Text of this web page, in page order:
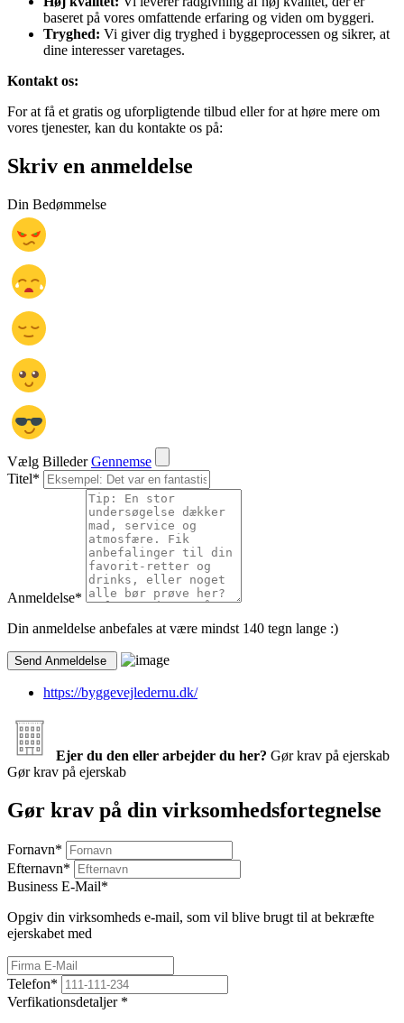
baseret på vores omfattende erfaring og viden om byggeri.
Tryghed: Vi giver dig tryghed i byggeprocessen og sikrer, at
dine interesser varetages.
Kontakt os:
For at få et gratis og uforpligtende tilbud eller for at høre mere om
vores tjenester, kan du kontakte os på:
Skriv en anmeldelse
Din Bedømmelse
Vælg Billeder Gennemse
Titel*
Anmeldelse*
Din anmeldelse anbefales at være mindst 140 tegn lange :)
https://byggevejledernu.dk/
Ejer du den eller arbejder du her? Gør krav på ejerskab
Gør krav på ejerskab
Gør krav på din virksomhedsfortegnelse
Fornavn*
Efternavn*
Business E-Mail*
Opgiv din virksomheds e-mail, som vil blive brugt til at bekræfte
ejerskabet med
Telefon*
Verfikationsdetaljer *